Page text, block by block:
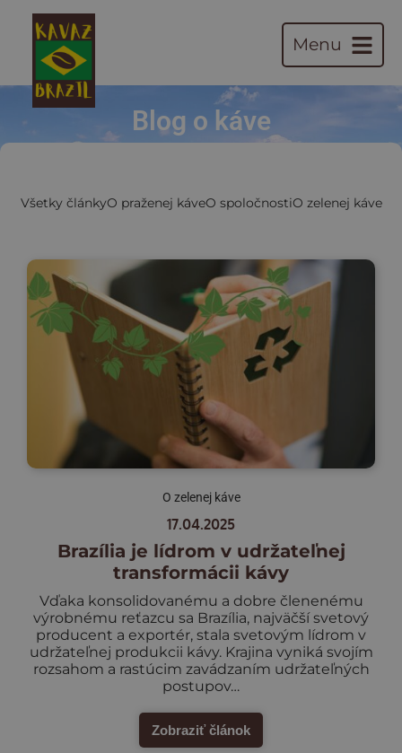
Menu
Blog o káve
Všetky článkyO praženej káveO spoločnostiO zelenej káve
O zelenej káve
17.04.2025
Brazília je lídrom v udržateľnej
transformácii kávy
Vďaka konsolidovanému a dobre členenému
výrobnému reťazcu sa Brazília, najväčší svetový
producent a exportér, stala svetovým lídrom v
udržateľnej produkcii kávy. Krajina vyniká svojím
rozsahom a rastúcim zavádzaním udržateľných
postupov…
Zobraziť článok